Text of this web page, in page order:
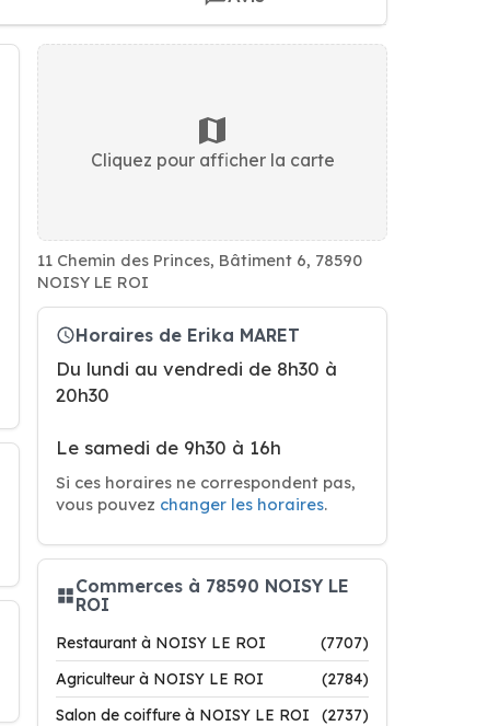
Cliquez pour afficher la carte
11 Chemin des Princes, Bâtiment 6, 78590
NOISY LE ROI
Horaires de Erika MARET
Du lundi au vendredi de 8h30 à
20h30
Le samedi de 9h30 à 16h
Si ces horaires ne correspondent pas,
vous pouvez changer les horaires.
Commerces à 78590 NOISY LE
ROI
Restaurant à NOISY LE ROI
(7707)
Agriculteur à NOISY LE ROI
(2784)
Salon de coiffure à NOISY LE ROI
(2737)